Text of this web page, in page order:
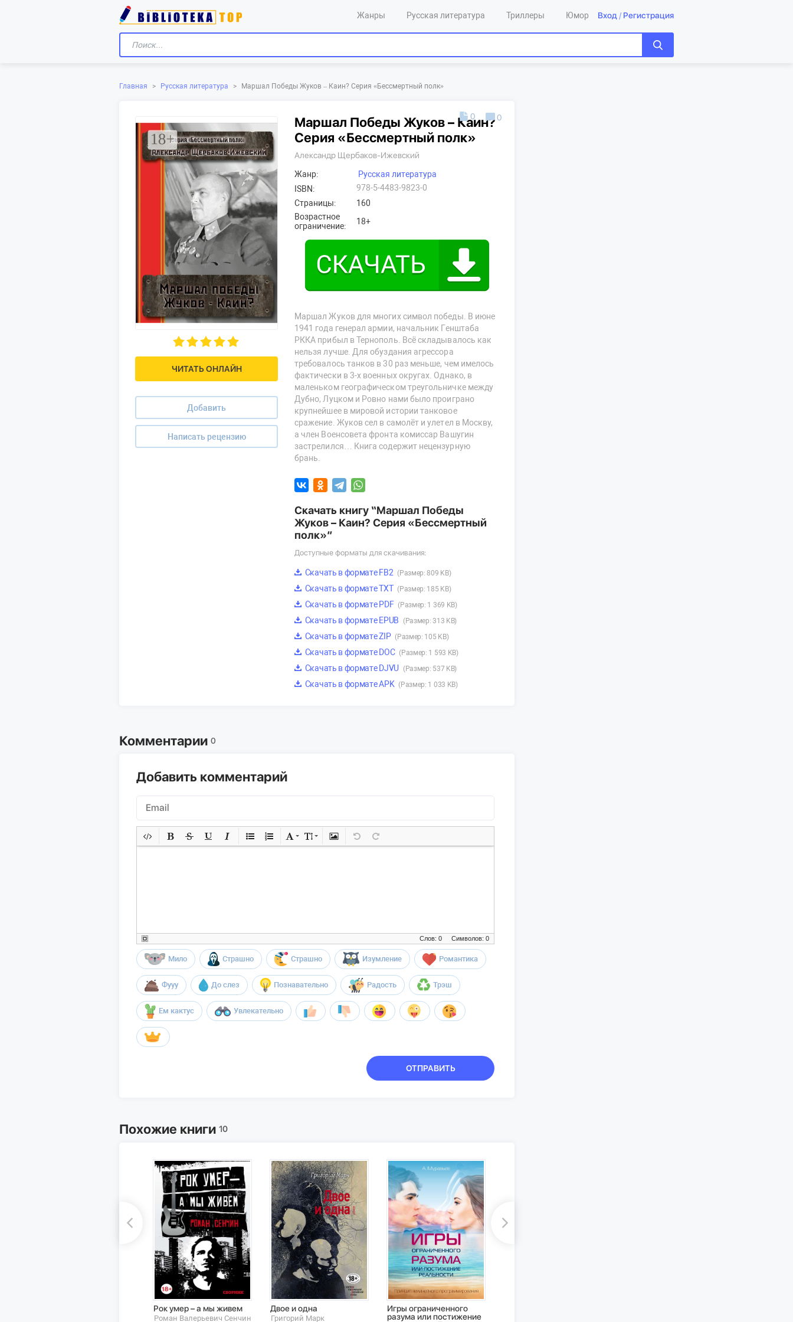
Жанры Русская литература Триллеры Юмор Вход / Регистрация
Главная > Русская литература > Маршал Победы Жуков – Каин? Серия «Бессмертный полк»
ЧИТАТЬ ОНЛАЙН
Добавить
Написать рецензию
Маршал Победы Жуков – Каин?
Серия «Бессмертный полк»
Александр Щербаков-Ижевский
Жанр:
Русская литература
ISBN:
978-5-4483-9823-0
Страницы:
160
Возрастное
ограничение:
18+
Маршал Жуков для многих символ победы. В июне
1941 года генерал армии, начальник Генштаба
РККА прибыл в Тернополь. Всё складывалось как
нельзя лучше. Для обуздания агрессора
требовалось танков в 30 раз меньше, чем имелось
фактически в 3-х военных округах. Однако, в
маленьком географическом треугольничке между
Дубно, Луцком и Ровно нами было проиграно
крупнейшее в мировой истории танковое
сражение. Жуков сел в самолёт и улетел в Москву,
а член Военсовета фронта комиссар Вашугин
застрелился… Книга содержит нецензурную
брань.
0 0
Скачать книгу “Маршал Победы
Жуков – Каин? Серия «Бессмертный
полк»”
Доступные форматы для скачивания:
Скачать в формате FB2 (Размер: 809 KB)
Скачать в формате TXT (Размер: 185 KB)
Скачать в формате PDF (Размер: 1 369 KB)
Скачать в формате EPUB (Размер: 313 KB)
Скачать в формате ZIP (Размер: 105 KB)
Скачать в формате DOC (Размер: 1 593 KB)
Скачать в формате DJVU (Размер: 537 KB)
Скачать в формате APK (Размер: 1 033 KB)
Комментарии 0
Добавить комментарий
Символов: 0
Слов: 0
Мило Страшно Страшно Изумление Романтика
Фууу До слез Познавательно Радость Трэш
Ем кактус Увлекательно
ОТПРАВИТЬ
Похожие книги 10
Рок умер – а мы живем
Роман Валерьевич Сенчин
Двое и одна
Григорий Марк
Игры ограниченного
разума или постижение